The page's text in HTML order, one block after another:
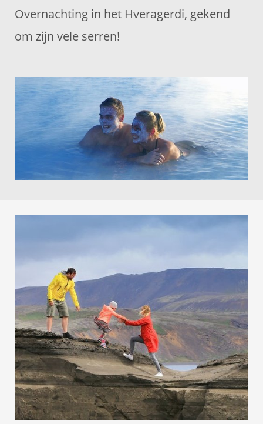
Overnachting in het Hveragerdi, gekend
om zijn vele serren!